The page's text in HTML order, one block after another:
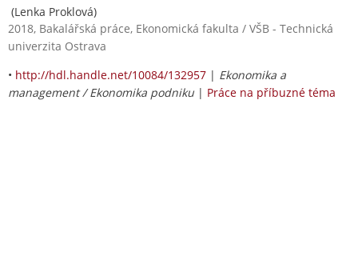
(Lenka Proklová)
2018, Bakalářská práce, Ekonomická fakulta / VŠB - Technická
univerzita Ostrava
• http://hdl.handle.net/10084/132957 | Ekonomika a
management / Ekonomika podniku | Práce na příbuzné téma